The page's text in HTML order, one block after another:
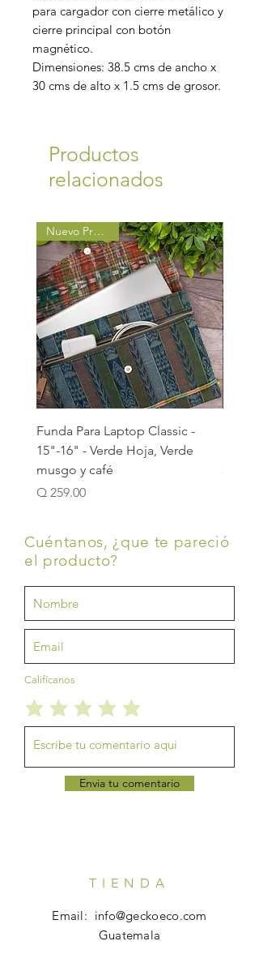
para cargador con cierre metálico y
cierre principal con botón
magnético.
Dimensiones: 38.5 cms de ancho x
30 cms de alto x 1.5 cms de grosor.
Productos
relacionados
Nuevo Producto
Funda Para Laptop Classic -
15"-16" - Verde Hoja, Verde
musgo y café
Precio
Q 259.00
Precio
Q
Cuéntanos, ¿que te pareció
el producto?
Califícanos
Envia tu comentario
TIENDA
Email: info@geckoeco.com
Guatemala